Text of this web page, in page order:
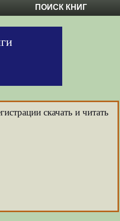
ПОИСК КНИГ
скачать и читать